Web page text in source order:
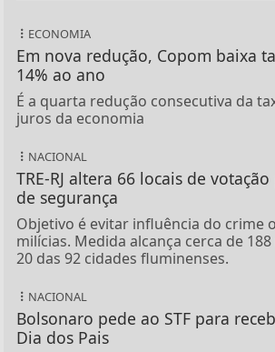
ECONOMIA
Em nova redução, Copom baixa
14% ao ano
É a quarta redução consecutiva da
juros da economia
NACIONAL
TRE-RJ altera 66 locais de
de segurança
Objetivo é evitar influência do crime
milícias. Medida alcança cerca de
20 das 92 cidades fluminenses.
NACIONAL
Bolsonaro pede ao STF para
Dia dos Pais